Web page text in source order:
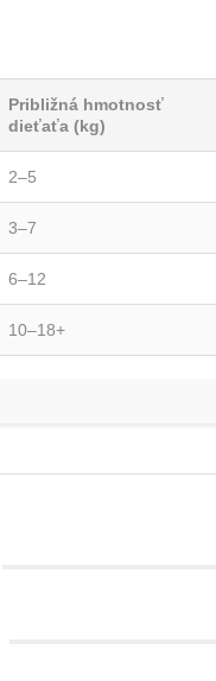
Približná hmotnosť
dieťaťa (kg)
2–5
3–7
6–12
10–18+